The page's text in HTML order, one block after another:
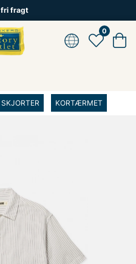
fri fragt
0
SKJORTER KORTÆRMET